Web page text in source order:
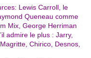
Lewis Carroll, le
Queneau comme
Mix, George Herriman
admire le plus : Jarry,
Chirico, Desnos,